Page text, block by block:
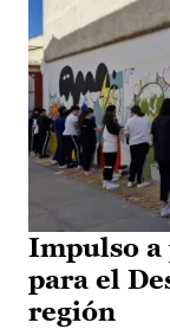
Impulso a
para el
región